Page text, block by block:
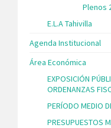
Plenos
E.L.A Tahivilla
Agenda Institucional
Área Económica
EXPOSICIÓN
ORDENANZAS
PERÍODO MEDIO
PRESUPUESTOS